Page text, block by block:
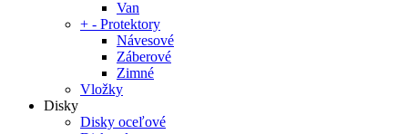
Van
+ - Protektory
Návesové
Záberové
Zimné
Vložky
Disky
Disky oceľové